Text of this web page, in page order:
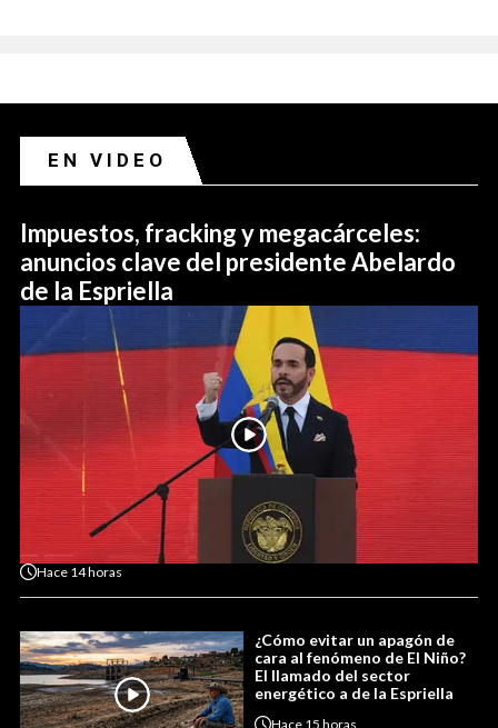
EN VIDEO
Impuestos, fracking y megacárceles:
anuncios clave del presidente Abelardo
de la Espriella
Hace 14 horas
¿Cómo evitar un apagón de
cara al fenómeno de El Niño?
El llamado del sector
energético a de la Espriella
Hace 15 horas